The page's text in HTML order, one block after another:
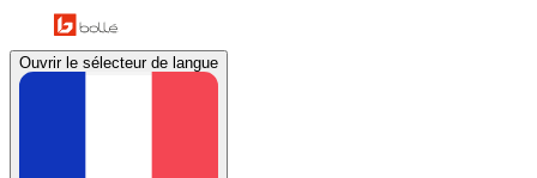
Ouvrir le sélecteur de langue